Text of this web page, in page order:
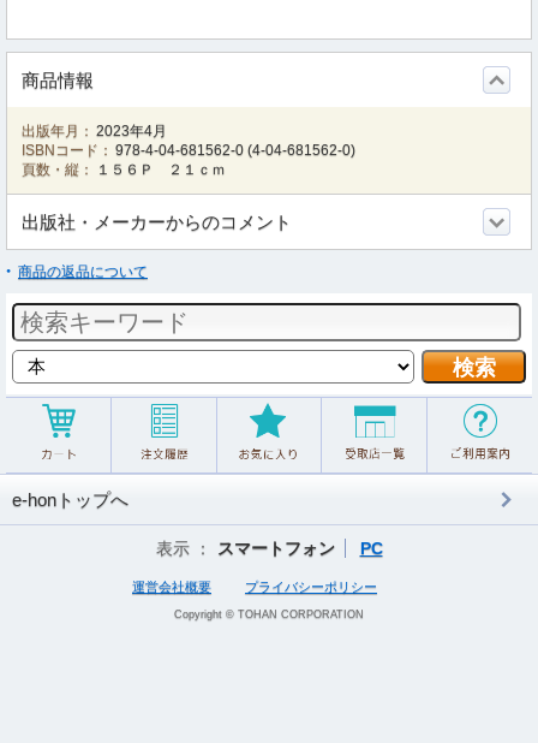
商品情報
出版年月： 2023年4月
ISBNコード： 978-4-04-681562-0 (4-04-681562-0)
頁数・縦：
１５６Ｐ ２１ｃｍ
出版社・メーカーからのコメント
商品の返品について
e-honトップへ
表示 ： スマートフォン PC
運営会社概要 プライバシーポリシー
Copyright © TOHAN CORPORATION